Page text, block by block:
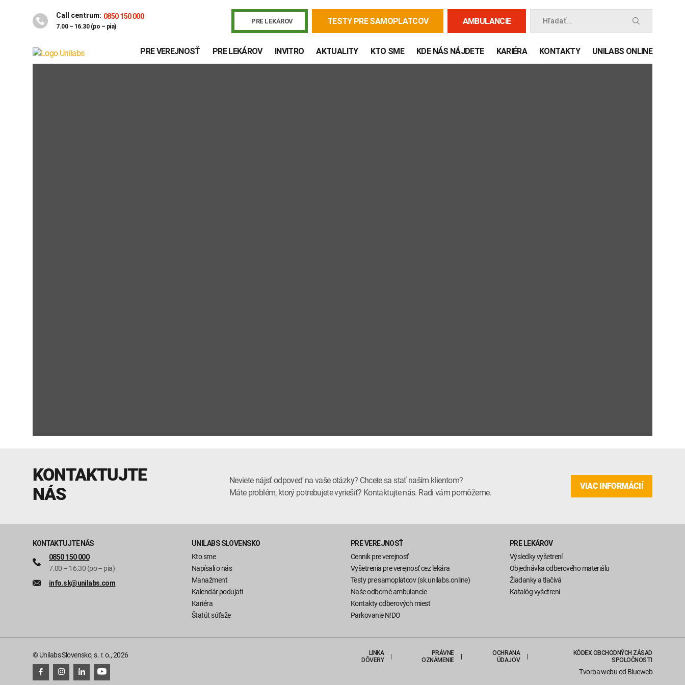
Call centrum: 0850 150 000
7.00 – 16.30 (po – pia)
PRE LEKÁROV TESTY PRE SAMOPLATCOV AMBULANCIE Hľadať...
PRE VEREJNOSŤ PRE LEKÁROV INVITRO AKTUALITY KTO SME KDE NÁS NÁJDETE KARIÉRA KONTAKTY UNILABS ONLINE
KONTAKTUJTE
NÁS
Neviete nájsť odpoveď na vaše otázky? Chcete sa stať naším klientom?
Máte problém, ktorý potrebujete vyriešiť? Kontaktujte nás. Radi vám pomôžeme.
VIAC INFORMÁCIÍ
KONTAKTUJTE NÁS
0850 150 000
7.00 – 16.30 (po – pia)
info.sk@unilabs.com
UNILABS SLOVENSKO
Kto sme
Napísali o nás
Manažment
Kalendár podujatí
Kariéra
Štatút súťaže
PRE VEREJNOSŤ
Cenník pre verejnosť
Vyšetrenia pre verejnosť cez lekára
Testy pre samoplatcov (sk.unilabs.online)
Naše odborné ambulancie
Kontakty odberových miest
Parkovanie N!DO
PRE LEKÁROV
Výsledky vyšetrení
Objednávka odberového materiálu
Žiadanky a tlačivá
Katalóg vyšetrení
© Unilabs Slovensko, s. r. o., 2026
LINKA
DÔVERY
PRÁVNE
OZNÁMENIE
OCHRANA
ÚDAJOV
KÓDEX OBCHODNÝCH ZÁSAD
SPOLOČNOSTI
Tvorba webuod Blueweb